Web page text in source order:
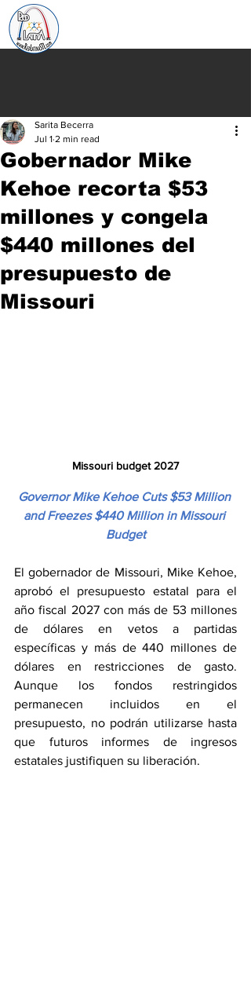
Gobernador Mike
Kehoe recorta $53
millones y congela
$440 millones del
presupuesto de
Missouri
Sarita Becerra
Jul 1 2 min read
Missouri budget 2027
Governor Mike Kehoe Cuts $53 Million
and Freezes $440 Million in Missouri
Budget
El gobernador de Missouri, Mike Kehoe,
aprobó el presupuesto estatal para el
año fiscal 2027 con más de 53 millones
de dólares en vetos a partidas
específicas y más de 440 millones de
dólares en restricciones de gasto.
Aunque los fondos restringidos
permanecen incluidos en el
presupuesto, no podrán utilizarse hasta
que futuros informes de ingresos
estatales justifiquen su liberación.